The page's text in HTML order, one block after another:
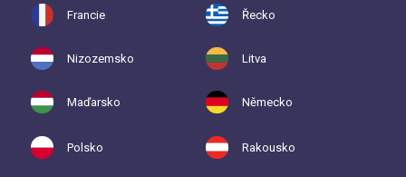
Francie Řecko
Nizozemsko Litva
Maďarsko Německo
Polsko Rakousko